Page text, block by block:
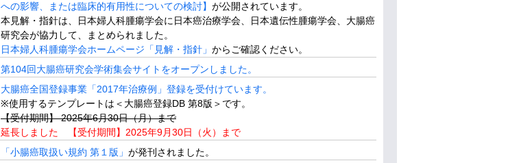
への影響、または臨床的有用性についての検討】 が公開されています。
本見解・指針は、日本婦人科腫瘍学会に日本癌治療学会、日本遺伝性腫瘍学会、大腸癌
研究会が協力して、まとめられました。
日本婦人科腫瘍学会ホームページ「見解・指針」 からご確認ください。
第104回大腸癌研究会学術集会サイトをオープンしました。
大腸癌全国登録事業「2017年治療例」登録を受付けています。
※使用するテンプレートは＜大腸癌登録DB 第8版＞です。
【受付期間】 2025年6月30日（月）まで
延長しました 【受付期間】2025年9月30日（火）まで
「小腸癌取扱い規約 第１版」 が発刊されました。